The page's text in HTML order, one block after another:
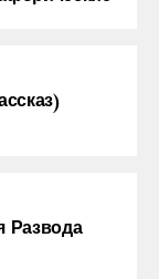
Развода